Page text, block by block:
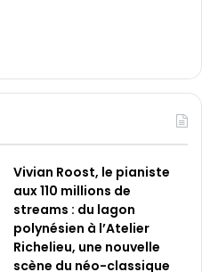
Vivian Roost, le pianiste
aux 110 millions de
streams : du lagon
polynésien à l’Atelier
Richelieu, une nouvelle
scène du néo-classique